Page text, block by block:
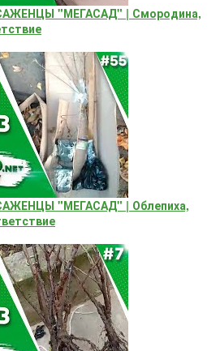
"МЕГАСАД" | Смородина,
"МЕГАСАД" | Облепиха,